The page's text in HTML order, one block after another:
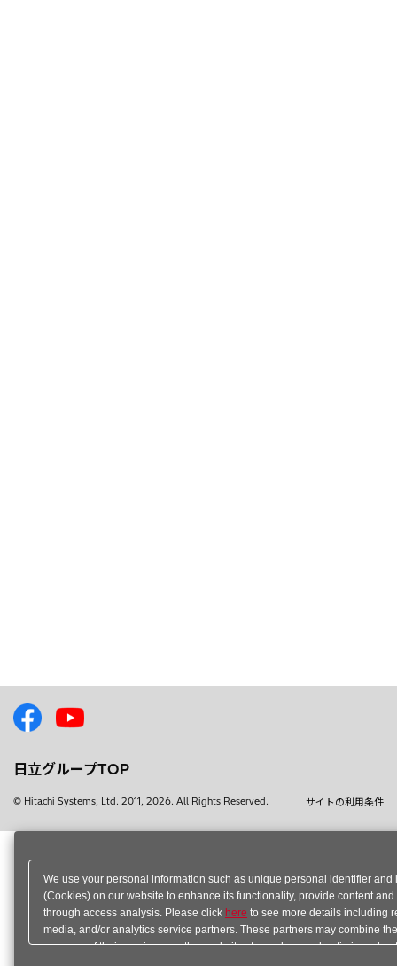
日立グループTOP
サイトの利用条件
© Hitachi Systems, Ltd. 2011, 2026. All Rights Reserved.
We use your personal information such as unique personal identifier
(Cookies) on our website to enhance its functionality, provide content
through access analysis. Please click here to see more details including
media, and/or analytics service partners. These partners may combine
your use of their services or other websites to analyze and optimize